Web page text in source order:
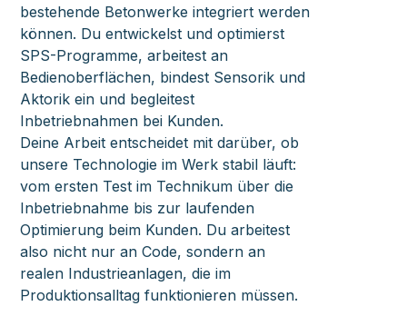
bestehende Betonwerke integriert werden
können. Du entwickelst und optimierst
SPS-Programme, arbeitest an
Bedienoberflächen, bindest Sensorik und
Aktorik ein und begleitest
Inbetriebnahmen bei Kunden.
Deine Arbeit entscheidet mit darüber, ob
unsere Technologie im Werk stabil läuft:
vom ersten Test im Technikum über die
Inbetriebnahme bis zur laufenden
Optimierung beim Kunden. Du arbeitest
also nicht nur an Code, sondern an
realen Industrieanlagen, die im
Produktionsalltag funktionieren müssen.